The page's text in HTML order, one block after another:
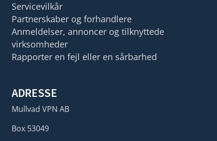
Servicevilkår
Partnerskaber og forhandlere
Anmeldelser, annoncer og tilknyttede
virksomheder
Rapporter en fejl eller en sårbarhed
ADRESSE
Mullvad VPN AB
Box 53049